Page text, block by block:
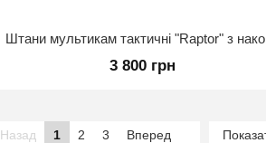
Штани
3 800 грн
Назад 1 2 3 Вперед